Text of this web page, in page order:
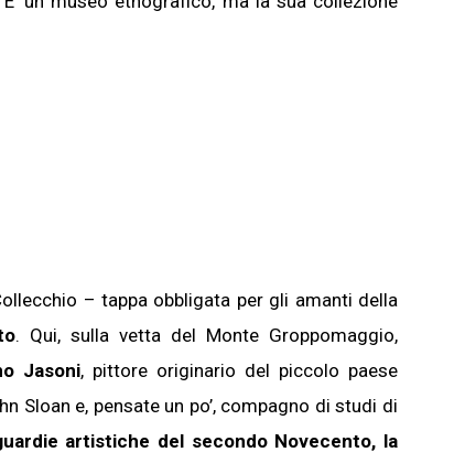
– tappa obbligata per gli amanti della
. Qui, sulla vetta del Monte Groppomaggio,
Jasoni, pittore originario del piccolo paese
Sloan e, pensate un po’, compagno di studi di
artistiche del secondo Novecento, la